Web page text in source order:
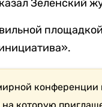
Зеленский
конференции